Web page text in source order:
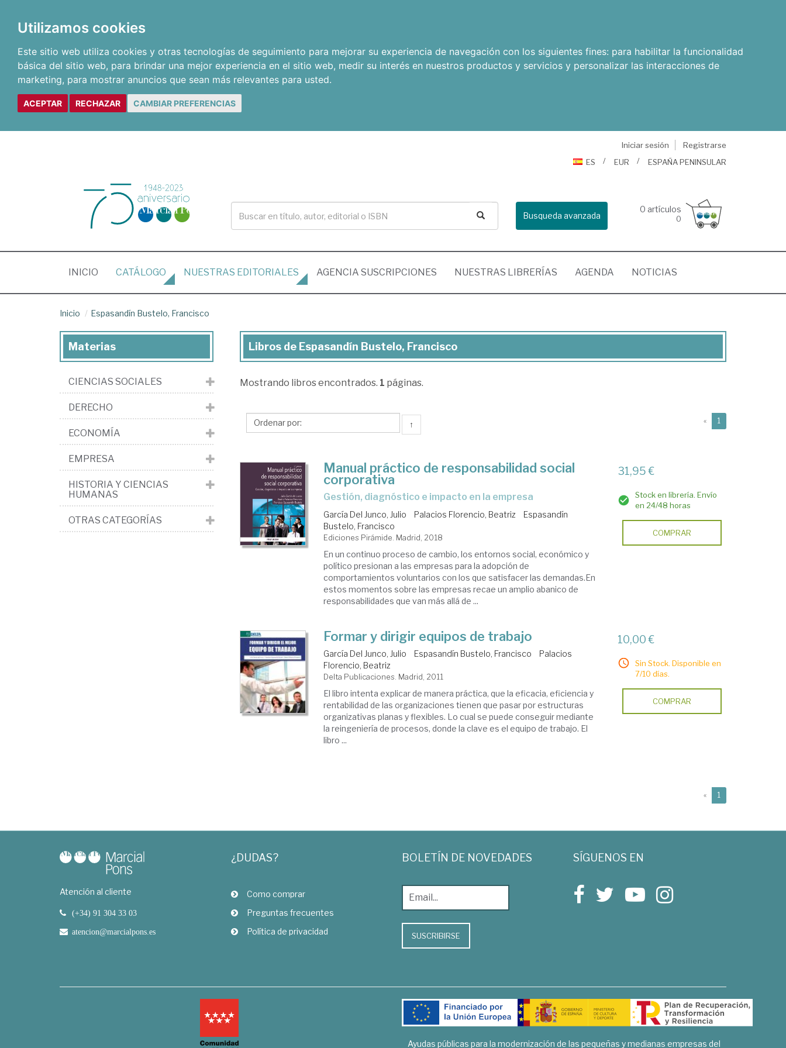
Utilizamos cookies
Este sitio web utiliza cookies y otras tecnologías de seguimiento para mejorar su experiencia de navegación con los siguientes fines: para habilitar la funcionalidad
básica del sitio web, para brindar una mejor experiencia en el sitio web, medir su interés en nuestros productos y servicios y personalizar las interacciones de
marketing, para mostrar anuncios que sean más relevantes para usted.
ACEPTAR RECHAZAR CAMBIAR PREFERENCIAS
Iniciar sesión
Registrarse
ES
EUR ESPAÑA PENINSULAR
Busqueda avanzada
0 artículos
0
INICIO (CURRENT)
CATÁLOGO NUESTRAS EDITORIALES AGENCIA SUSCRIPCIONES NUESTRAS LIBRERÍAS AGENDA NOTICIAS
Inicio Espasandín Bustelo, Francisco
Libros
Espasandín
Francisco
Libros de Espasandín Bustelo, Francisco
Mostrando libros encontrados. 1 páginas.
↑ « 1
Manual práctico de responsabilidad social
corporativa
gestión, diagnóstico e impacto en la empresa
García Del Junco, Julio Palacios Florencio, Beatriz
Espasandín
Bustelo, Francisco
Ediciones Pirámide. Madrid, 2018
En un continuo proceso de cambio, los entornos social, económico y
político presionan a las empresas para la adopción de
comportamientos voluntarios con los que satisfacer las demandas.En
estos momentos sobre las empresas recae un amplio abanico de
responsabilidades que van más allá de ...
31,95 €
Stock en librería. Envío
en 24/48 horas
COMPRAR
Formar y dirigir equipos de trabajo
García Del Junco, Julio Espasandín Bustelo, Francisco
Palacios
Florencio, Beatriz
Delta Publicaciones. Madrid, 2011
El libro intenta explicar de manera práctica, que la eficacia, eficiencia y
rentabilidad de las organizaciones tienen que pasar por estructuras
organizativas planas y flexibles. Lo cual se puede conseguir mediante
la reingeniería de procesos, donde la clave es el equipo de trabajo. El
libro ...
10,00 €
Sin Stock. Disponible en
7/10 días.
COMPRAR
« 1
Materias
CIENCIAS SOCIALES
DERECHO
ECONOMÍA
EMPRESA
HISTORIA Y CIENCIAS
HUMANAS
OTRAS CATEGORÍAS
Atención al cliente
(+34) 91 304 33 03
atencion@marcialpons.es
¿DUDAS?
Como comprar
Preguntas frecuentes
Política de privacidad
BOLETÍN DE NOVEDADES
SUSCRIBIRSE
SÍGUENOS EN
Ayudas públicas para la modernización de las pequeñas y medianas empresas del